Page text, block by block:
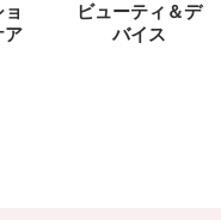
ア
ビューティ＆デ
バイス